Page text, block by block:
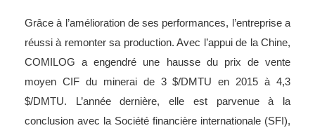
Grâce à l’amélioration de ses performances, l’entreprise a
réussi à remonter sa production. Avec l’appui de la Chine,
COMILOG a engendré une hausse du prix de vente
moyen CIF du minerai de 3 $/DMTU en 2015 à 4,3
$/DMTU. L’année dernière, elle est parvenue à la
conclusion avec la Société financière internationale (SFI),